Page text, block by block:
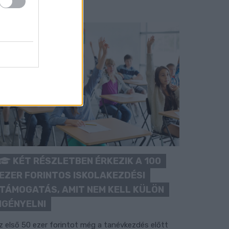
KÉT RÉSZLETBEN ÉRKEZIK A 100
EZER FORINTOS ISKOLAKEZDÉSI
TÁMOGATÁS, AMIT NEM KELL KÜLÖN
IGÉNYELNI
első 50 ezer forintot még a tanévkezdés előtt